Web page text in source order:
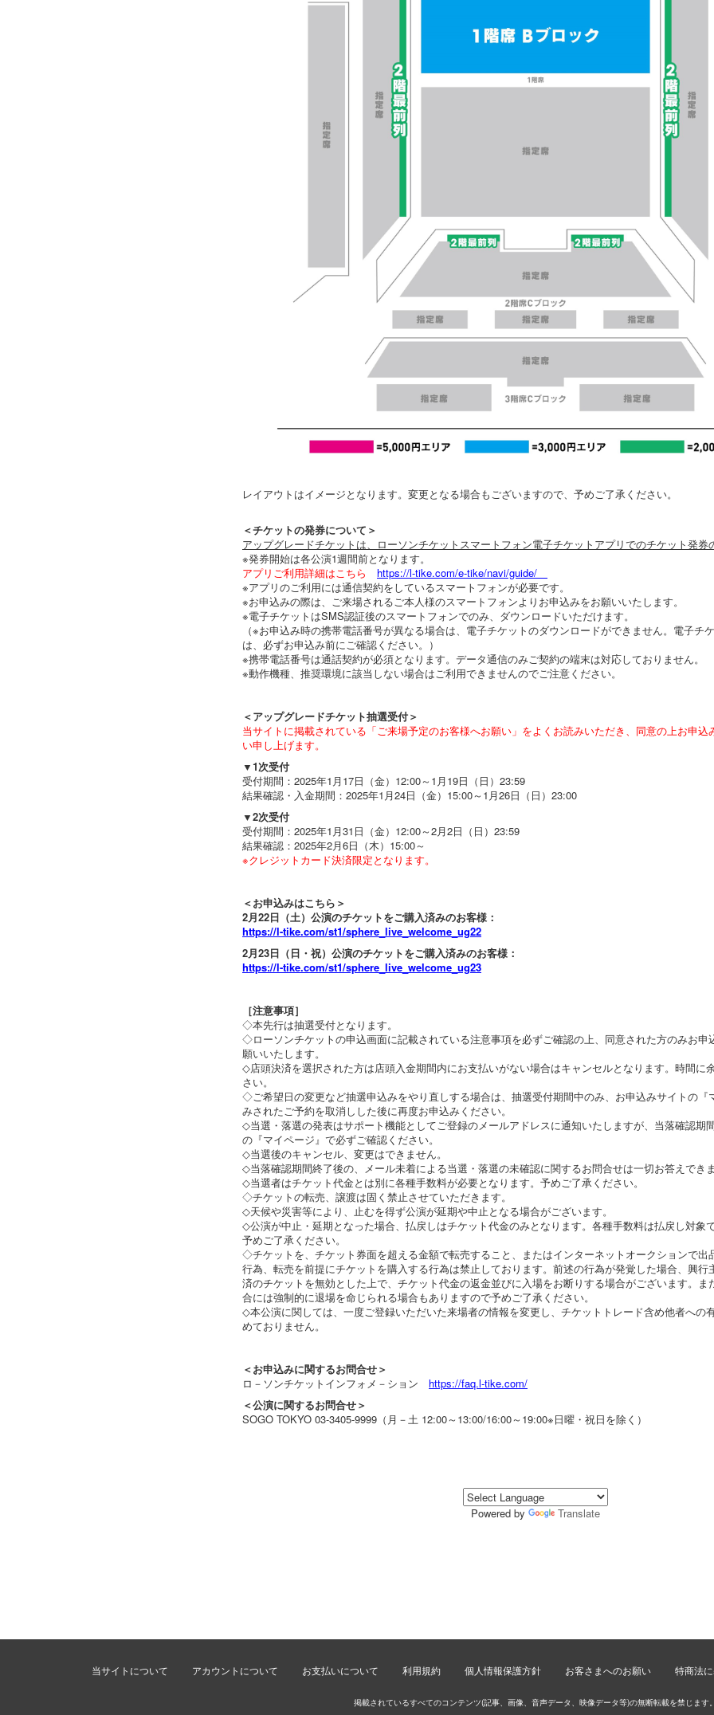
レイアウトはイメージとなります。変更となる場合もございますので、予めご了承ください。
＜チケットの発券について＞
アップグレードチケットは、ローソンチケットスマートフォン電子チケットアプリでのチケット発券
※発券開始は各公演1週間前となります。
アプリご利用詳細はこちら
https://l-tike.com/e-tike/navi/guide/
※アプリのご利用には通信契約をしているスマートフォンが必要です。
※お申込みの際は、ご来場されるご本人様のスマートフォンよりお申込みをお願いいたします。
※電子チケットはSMS認証後のスマートフォンでのみ、ダウンロードいただけます。
（※お申込み時の携帯電話番号が異なる場合は、電子チケットのダウンロードができません。電子チ
は、必ずお申込み前にご確認ください。）
※携帯電話番号は通話契約が必須となります。データ通信のみご契約の端末は対応しておりません。
※動作機種、推奨環境に該当しない場合はご利用できませんのでご注意ください。
＜アップグレードチケット抽選受付＞
当サイトに掲載されている「ご来場予定のお客様へお願い」をよくお読みいただき、同意の上お申込
い申し上げます。
▼1次受付
受付期間：2025年1月17日（金）12:00～1月19日（日）23:59
結果確認・入金期間：2025年1月24日（金）15:00～1月26日（日）23:00
▼2次受付
受付期間：2025年1月31日（金）12:00～2月2日（日）23:59
結果確認：2025年2月6日（木）15:00～
※クレジットカード決済限定となります。
＜お申込みはこちら＞
2月22日（土）公演のチケットをご購入済みのお客様：
https://l-tike.com/st1/sphere_live_welcome_ug22
2月23日（日・祝）公演のチケットをご購入済みのお客様：
https://l-tike.com/st1/sphere_live_welcome_ug23
［注意事項］
◇本先行は抽選受付となります。
◇ローソンチケットの申込画面に記載されている注意事項を必ずご確認の上、同意された方のみお申
願いいたします。
◇店頭決済を選択された方は店頭入金期間内にお支払いがない場合はキャンセルとなります。時間に
さい。
◇ご希望日の変更など抽選申込みをやり直しする場合は、抽選受付期間中のみ、お申込みサイトの『
みされたご予約を取消しした後に再度お申込みください。
◇当選・落選の発表はサポート機能としてご登録のメールアドレスに通知いたしますが、当落確認期
の『マイページ』で必ずご確認ください。
◇当選後のキャンセル、変更はできません。
◇当落確認期間終了後の、メール未着による当選・落選の未確認に関するお問合せは一切お答えできま
◇当選者はチケット代金とは別に各種手数料が必要となります。予めご了承ください。
◇チケットの転売、譲渡は固く禁止させていただきます。
◇天候や災害等により、止むを得ず公演が延期や中止となる場合がございます。
◇公演が中止・延期となった場合、払戻しはチケット代金のみとなります。各種手数料は払戻し対象
予めご了承ください。
◇チケットを、チケット券面を超える金額で転売すること、またはインターネットオークションで出
行為、転売を前提にチケットを購入する行為は禁止しております。前述の行為が発覚した場合、興行
済のチケットを無効とした上で、チケット代金の返金並びに入場をお断りする場合がございます。ま
合には強制的に退場を命じられる場合もありますので予めご了承ください。
◇本公演に関しては、一度ご登録いただいた来場者の情報を変更し、チケットトレード含め他者への
めておりません。
＜お申込みに関するお問合せ＞
ロ－ソンチケットインフォメ－ション https://faq.l-tike.com/
＜公演に関するお問合せ＞
SOGO TOKYO 03-3405-9999（月－土 12:00～13:00/16:00～19:00※日曜・祝日を除く）
Powered by Translate
当サイトについて アカウントについて お支払いについて 利用規約 個人情報保護方針 お客さまへのお願い 特商法
掲載されているすべてのコンテンツ(記事、画像、音声データ、映像データ等)の無断転載を禁じます。